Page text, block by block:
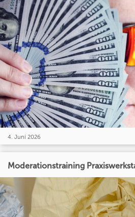
4. Juni 2026
Moderationstraining